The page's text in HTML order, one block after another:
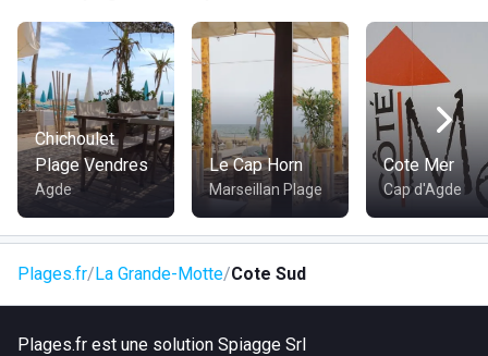
proximité, et notre plage est surveillée par des maîtres
nageurs pour votre sécurité. Découvrez également nos
douches privées et les nombreuses activités nautiques
proposées à La Grande Motte. Rejoignez-nous àCôté Sud
pour une journée de plaisir et de détente incomparable !
Chichoulet
Plage Vendres
Agde
Le Cap Horn
Marseillan Plage
Cote Mer
Cap d'Agde
Plages.fr La Grande-Motte Cote Sud
Plages.fr est une solution Spiagge Srl